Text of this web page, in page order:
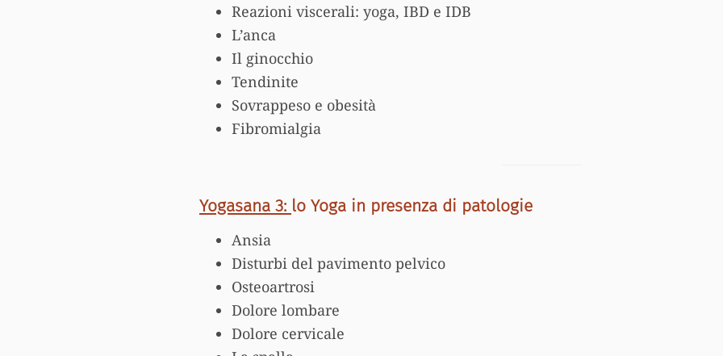
Reazioni viscerali: yoga, IBD e IDB
L’anca
Il ginocchio
Tendinite
Sovrappeso e obesità
Fibromialgia
Yogasana 3: lo Yoga in presenza di patologie
Ansia
Disturbi del pavimento pelvico
Osteoartrosi
Dolore lombare
Dolore cervicale